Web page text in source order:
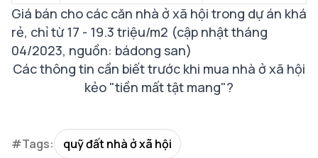
Giá bán cho các căn nhà ở xã hội trong dự án khá
rẻ, chỉ từ 17 - 19.3 triệu/m2 (cập nhật tháng
04/2023, nguồn: bádong san)
Các thông tin cần biết trước khi mua nhà ở xã hội
kẻo "tiền mất tật mang"?
#Tags:
quỹ đất nhà ở xã hội